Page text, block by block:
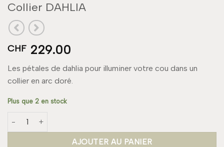
Collier DAHLIA
CHF 229.00
Les pétales de dahlia pour illuminer votre cou dans un
collier en arc doré.
Plus que 2 en stock
AJOUTER AU PANIER